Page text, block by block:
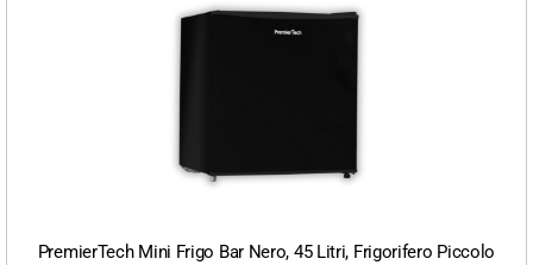
PremierTech Mini Frigo Bar Nero, 45 Litri, Frigorifero Piccolo